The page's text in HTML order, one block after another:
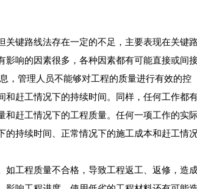
键路线法存在一定的不足，主要表现在关键
响的因素很多，各种因素都有可能直接或间
，管理人员不能够对工程的质量进行有效的控
赶工情况下的持续时间。同样，任何工作都
赶工情况下的工程质量。任何一项工作的实
持续时间、正常情况下的施工成本和赶工情
工程质量不合格，导致工程返工、返修，造